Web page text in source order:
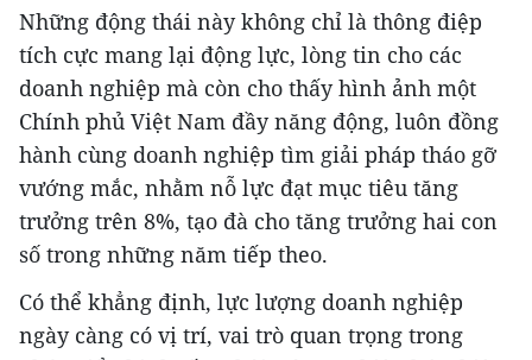
Những động thái này không chỉ là thông điệp
tích cực mang lại động lực, lòng tin cho các
doanh nghiệp mà còn cho thấy hình ảnh một
Chính phủ Việt Nam đầy năng động, luôn đồng
hành cùng doanh nghiệp tìm giải pháp tháo gỡ
vướng mắc, nhằm nỗ lực đạt mục tiêu tăng
trưởng trên 8%, tạo đà cho tăng trưởng hai con
số trong những năm tiếp theo.
Có thể khẳng định, lực lượng doanh nghiệp
ngày càng có vị trí, vai trò quan trọng trong